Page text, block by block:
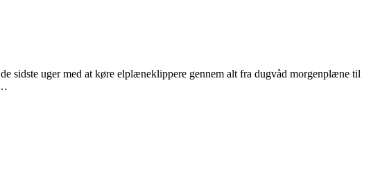
sidste uger med at køre elplæneklippere gennem alt fra dugvåd morgenplæne til